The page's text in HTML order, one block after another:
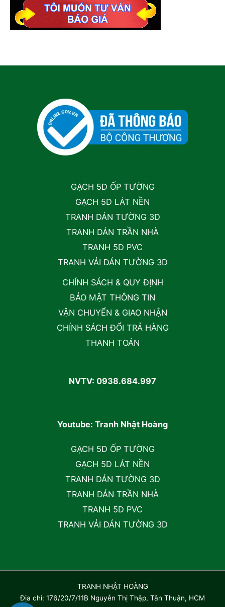
GẠCH 5D ỐP TƯỜNG
GẠCH 5D LÁT NỀN
TRANH DÁN TƯỜNG 3D
TRANH DÁN TRẦN NHÀ
TRANH 5D PVC
TRANH VẢI DÁN TƯỜNG 3D
CHÍNH SÁCH & QUY ĐỊNH
BẢO MẬT THÔNG TIN
VẬN CHUYỂN & GIAO NHẬN
CHÍNH SÁCH ĐỔI TRẢ HÀNG
THANH TOÁN
NVTV: 0938.684.997
Youtube: Tranh Nhật Hoàng
GẠCH 5D ỐP TƯỜNG
GẠCH 5D LÁT NỀN
TRANH DÁN TƯỜNG 3D
TRANH DÁN TRẦN NHÀ
TRANH 5D PVC
TRANH VẢI DÁN TƯỜNG 3D
TRANH NHẬT HOÀNG
Địa chỉ: 176/20/7/11B Nguyễn Thị Thập, Tân Thuận, HCM